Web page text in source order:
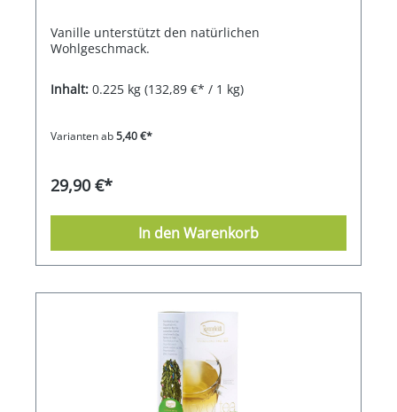
Vanille unterstützt den natürlichen
Wohlgeschmack.
Inhalt: 0.225 kg (132,89 €* / 1 kg)
Varianten ab5,40 €*
29,90 €*
In den Warenkorb